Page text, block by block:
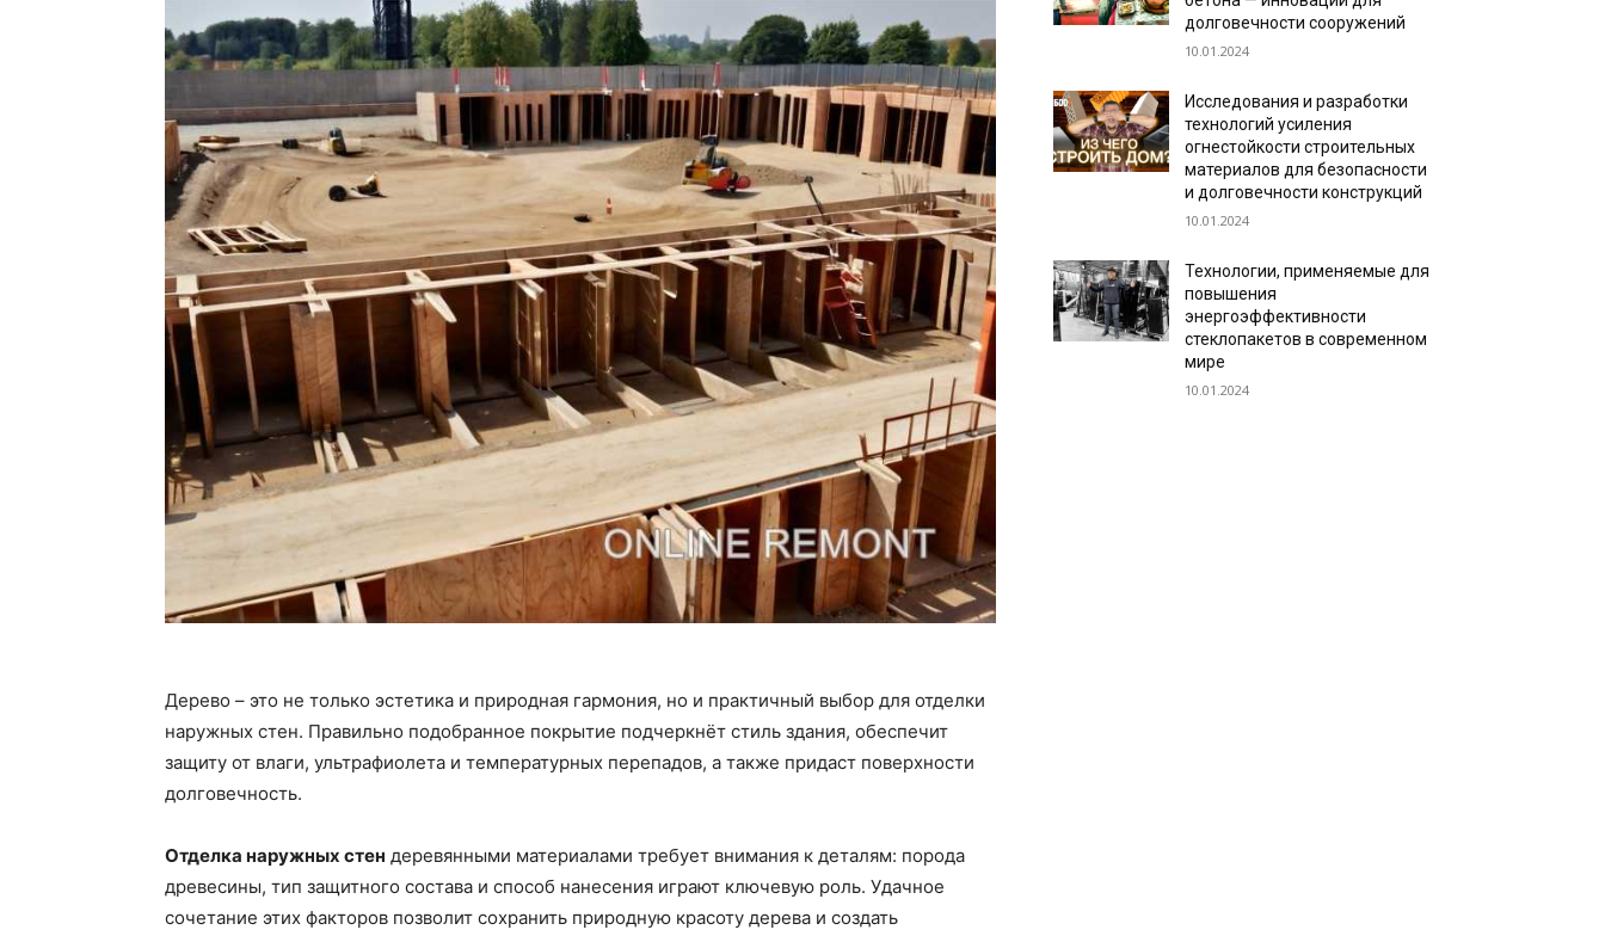
Дерево – это не только эстетика и природная гармония, но и практичный выбор для отделки
наружных стен. Правильно подобранное покрытие подчеркнёт стиль здания, обеспечит
защиту от влаги, ультрафиолета и температурных перепадов, а также придаст поверхности
долговечность.
Отделка наружных стен деревянными материалами требует внимания к деталям: порода
древесины, тип защитного состава и способ нанесения играют ключевую роль. Удачное
сочетание этих факторов позволит сохранить природную красоту дерева и создать
долговечности сооружений
10.01.2024
Исследования и разработки
технологий усиления
огнестойкости строительных
материалов для безопасности
и долговечности конструкций
10.01.2024
Технологии, применяемые для
повышения
энергоэффективности
стеклопакетов в современном
мире
10.01.2024